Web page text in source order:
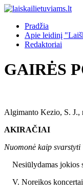
Pradžia
Apie leidinį
Redaktoriai
GAIRĖS
Algimanto Kezio, S. J.,
AKIRAČIAI
Nuomonė kaip
Nesiūlydamas jokios
V. Noreikos koncertai